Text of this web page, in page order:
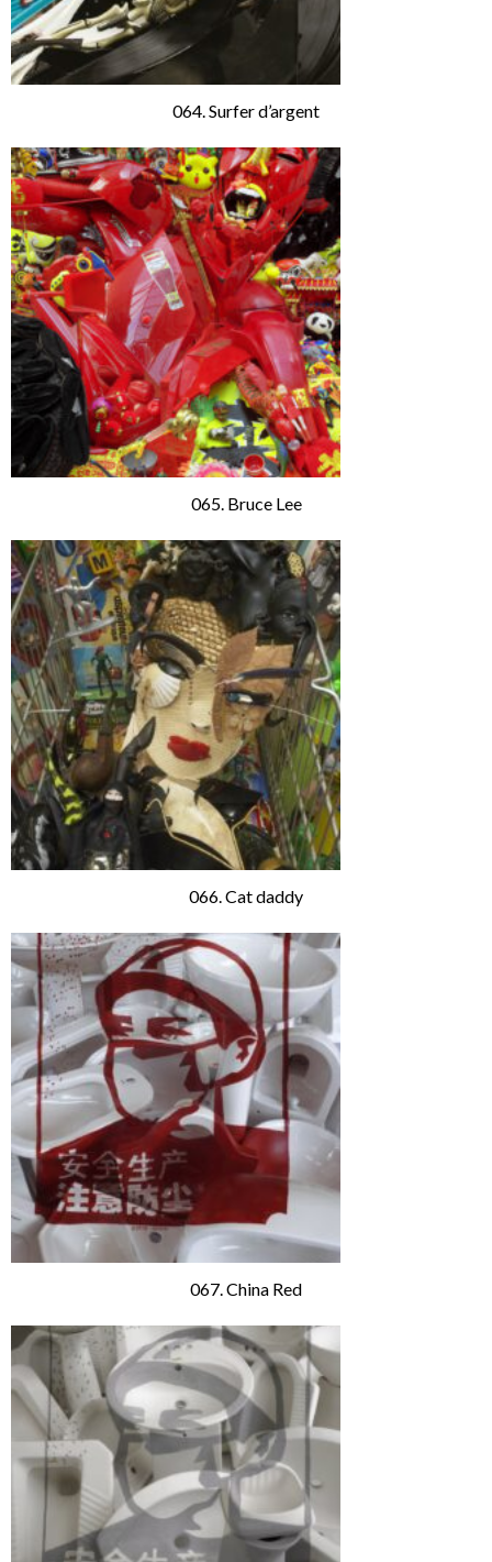
064. Surfer d’argent
065. Bruce Lee
066. Cat daddy
067. China Red